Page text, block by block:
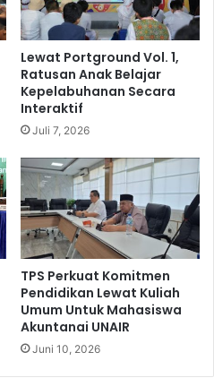
Lewat Portground Vol. 1,
Ratusan Anak Belajar
Kepelabuhanan Secara
Interaktif
Juli 7, 2026
TPS Perkuat Komitmen
Pendidikan Lewat Kuliah
Umum Untuk Mahasiswa
Akuntanai UNAIR
Juni 10, 2026